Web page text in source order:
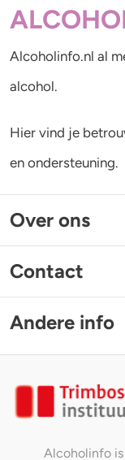
Alcoholinfo.nl al
alcohol.
Hier vind je
en ondersteuning.
Over ons
Contact
Andere info
Alcoholinfo